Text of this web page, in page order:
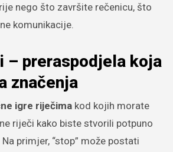
nego što završite rečenicu, što
komunikacije.
– preraspodjela koja
značenja
igre riječimakod kojih morate
riječi kako biste stvorili potpuno
primjer, “stop” može postati